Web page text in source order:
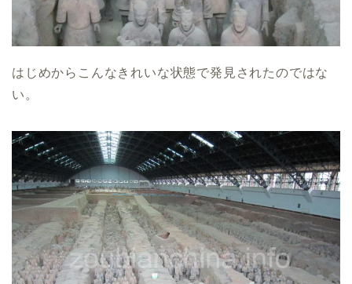
はじめからこんなきれいな状態で発見されたのではな
い。